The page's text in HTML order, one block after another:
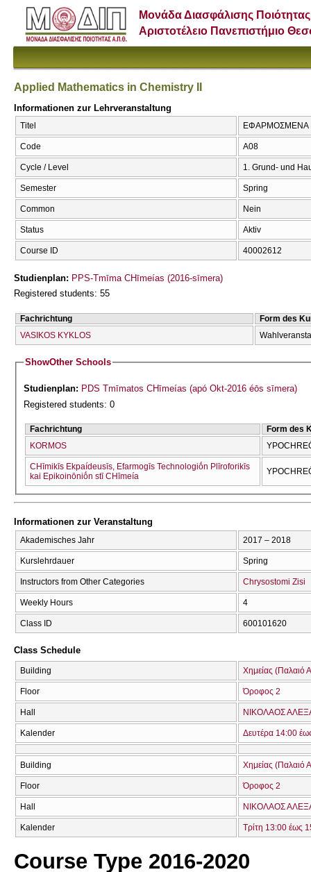
Μονάδα Διασφάλισης Ποιότητας
Αριστοτέλειο Πανεπιστήμιο
Applied Mathematics in Chemistry II
Informationen zur Lehrveranstaltung
Titel ΕΦΑΡΜΟΣΜΕΝΑ
Code Α08
Cycle / Level 1. Grund- und
Semester Spring
Common Nein
Status Aktiv
Course ID 40002612
Studienplan: PPS-Tmīma CΗīmeías (2016-sīmera)
Registered students: 55
Fachrichtung
Form des
VASIKOS KYKLOS
ShowOther Schools
Studienplan: PDS Tmīmatos CΗīmeías (apó Okt-2016 éōs sīmera)
Registered students: 0
Fachrichtung
Form des
KORMOS
CΗīmikīs Ekpaídeusīs, Efarmogīs Technologiṓn Plīroforikīs
kai Epikoinōniṓn stī CΗīmeía
Informationen zur Veranstaltung
Akademisches Jahr 2017 – 2018
Kurslehrdauer Spring
Instructors from Other Categories Chrysostomi Zisi
Weekly Hours 4
Class ID 600101620
Class Schedule
Building Χημείας (Παλαιό
Floor Όροφος 2
Hall ΝΙΚΟΛΑΟΣ
Kalender Δευτέρα 14:00
Building Χημείας (Παλαιό
Floor Όροφος 2
Hall ΝΙΚΟΛΑΟΣ
Kalender Τρίτη 13:00 έως
Course Type 2016-2020